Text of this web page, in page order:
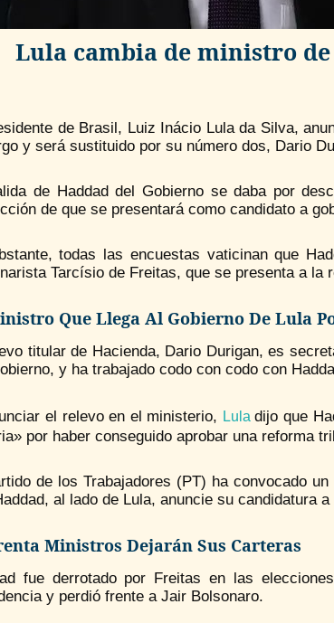
Lula cambia de ministro
de Brasil, Luiz Inácio Lula da Silva,
y será sustituido por su número dos, Dario
de Haddad del Gobierno se daba por
de que se presentará como candidato a
todas las encuestas vaticinan que
Tarcísio de Freitas, que se presenta a la
Que Llega Al Gobierno De Lula
titular de Hacienda, Dario Durigan, es
y ha trabajado codo con codo con
el relevo en el ministerio, Luladijo que
por haber conseguido aprobar una reforma
de los Trabajadores (PT) ha convocado
al lado de Lula, anuncie su candidatura
Ministros Dejarán Sus Carteras
fue derrotado por Freitas en las
y perdió frente a Jair Bolsonaro.